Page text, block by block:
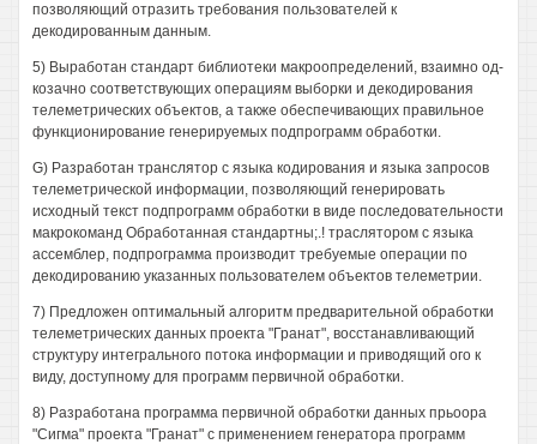
позволяющий отразить требования пользователей к
декодированным данным.
5) Выработан стандарт библиотеки макроопределений, взаимно од-
козачно соответствующих операциям выборки и декодирования
телеметрических объектов, а также обеспечивающих правильное
функционирование генерируемых подпрограмм обработки.
G) Разработан транслятор с языка кодирования и языка запросов
телеметрической информации, позволяющий генерировать
исходный текст подпрограмм обработки в виде последовательности
макрокоманд Обработанная стандартны;.! траслятором с языка
ассемблер, подпрограмма производит требуемые операции по
декодированию указанных пользователем объектов телеметрии.
7) Предложен оптимальный алгоритм предварительной обработки
телеметрических данных проекта "Гранат", восстанавливающий
структуру интегрального потока информации и приводящий ого к
виду, доступному для программ первичной обработки.
8) Разработана программа первичной обработки данных прьоора
"Сигма" проекта "Гранат" с применением генератора программ